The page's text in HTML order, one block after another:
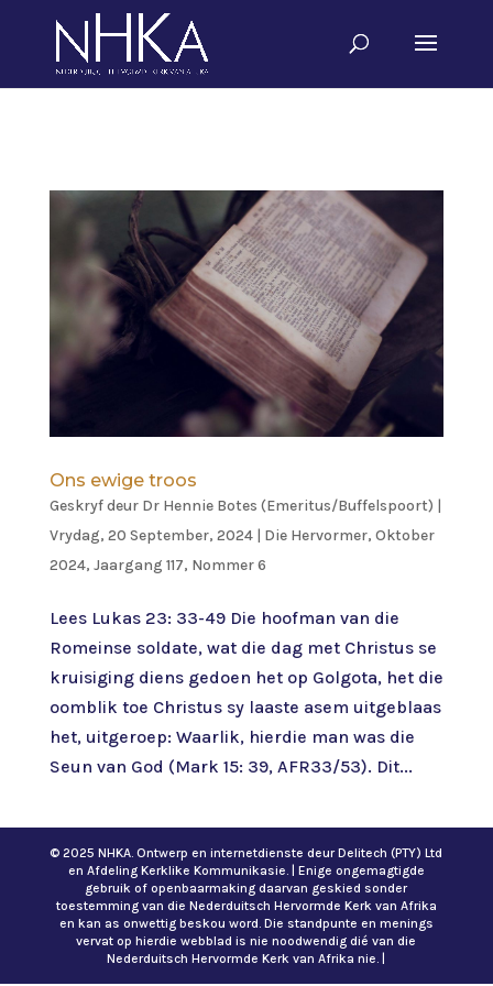
Ons ewige troos
Geskryf deur Dr Hennie Botes (Emeritus/Buffelspoort) |
Vrydag, 20 September, 2024| Die Hervormer, Oktober
2024, Jaargang 117, Nommer 6
Lees Lukas 23: 33-49 Die hoofman van die
Romeinse soldate, wat die dag met Christus se
kruisiging diens gedoen het op Golgota, het die
oomblik toe Christus sy laaste asem uitgeblaas
het, uitgeroep: Waarlik, hierdie man was die
Seun van God (Mark 15: 39, AFR33/53). Dit...
© 2025 NHKA. Ontwerp en internetdienste deur Delitech (PTY) Ltd
en Afdeling Kerklike Kommunikasie. | Enige ongemagtigde
gebruik of openbaarmaking daarvan geskied sonder
toestemming van die Nederduitsch Hervormde Kerk van Afrika
en kan as onwettig beskou word. Die standpunte en menings
vervat op hierdie webblad is nie noodwendig dié van die
Nederduitsch Hervormde Kerk van Afrika nie. |